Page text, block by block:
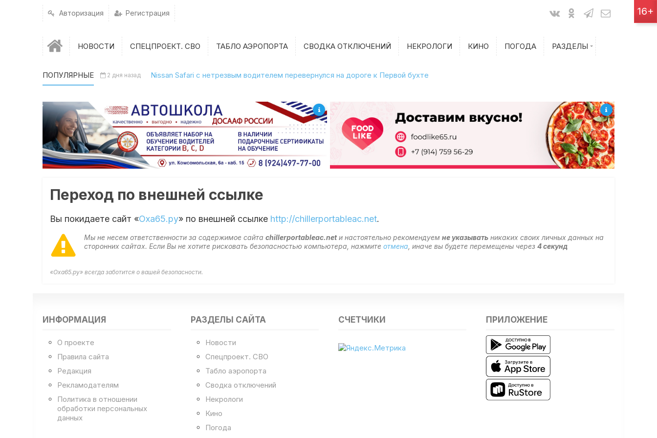
Авторизация Регистрация
НОВОСТИ СПЕЦПРОЕКТ. СВО ТАБЛО АЭРОПОРТА СВОДКА ОТКЛЮЧЕНИЙ НЕКРОЛОГИ КИНО ПОГОДА РАЗДЕЛЫ
Показания счетчиков
Билеты на поезд
ПОПУЛЯРНЫЕ 2 дня назад Nissan Safari с нетрезвым водителем перевернулся на дороге к Первой бухте
Переход по внешней ссылке
Вы покидаете сайт «Оха65.ру» по внешней ссылке http://chillerportableac.net.
Мы не несем ответственности за содержимое сайтаchillerportableac.netи настоятельно рекомендуемне указывать никаких своих личных данных на
сторонних сайтах. Если Вы не хотите рисковать безопасностью компьютера, нажмитеотмена , иначе вы будете перемещены через4секунд
«Оха65.ру» всегда заботится о вашей безопасности.
ИНФОРМАЦИЯ
О проекте
Правила сайта
Редакция
Рекламодателям
Политика в отношении
обработки персональных
данных
РАЗДЕЛЫ САЙТА
Новости
Спецпроект. СВО
Табло аэропорта
Сводка отключений
Некрологи
Кино
Погода
СЧЕТЧИКИ ПРИЛОЖЕНИЕ
16+